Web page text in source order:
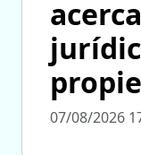
07/08/2026